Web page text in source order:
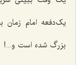
بزرگ شده است و...!